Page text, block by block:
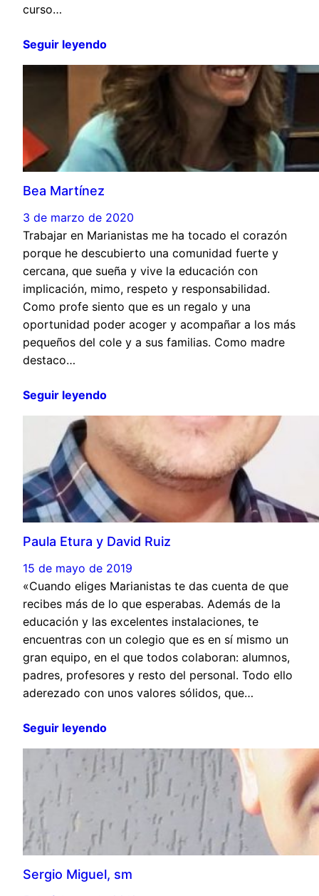
curso…
Seguir leyendo
Bea Martínez
3 de marzo de 2020
Trabajar en Marianistas me ha tocado el corazón
porque he descubierto una comunidad fuerte y
cercana, que sueña y vive la educación con
implicación, mimo, respeto y responsabilidad.
Como profe siento que es un regalo y una
oportunidad poder acoger y acompañar a los más
pequeños del cole y a sus familias. Como madre
destaco…
Seguir leyendo
Paula Etura y David Ruiz
15 de mayo de 2019
«Cuando eliges Marianistas te das cuenta de que
recibes más de lo que esperabas. Además de la
educación y las excelentes instalaciones, te
encuentras con un colegio que es en sí mismo un
gran equipo, en el que todos colaboran: alumnos,
padres, profesores y resto del personal. Todo ello
aderezado con unos valores sólidos, que…
Seguir leyendo
Sergio Miguel, sm